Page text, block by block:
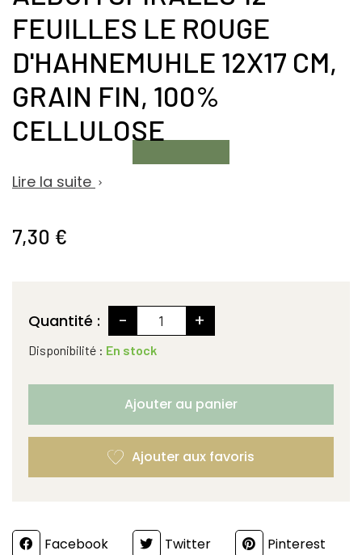
FEUILLES LE ROUGE
D'HAHNEMUHLE 12X17 CM,
GRAIN FIN, 100%
CELLULOSE
Lire la suite 
7,30 €
Quantité : - +
Disponibilité : En stock
Ajouter au panier
PartagerFacebook Twitter Pinterest